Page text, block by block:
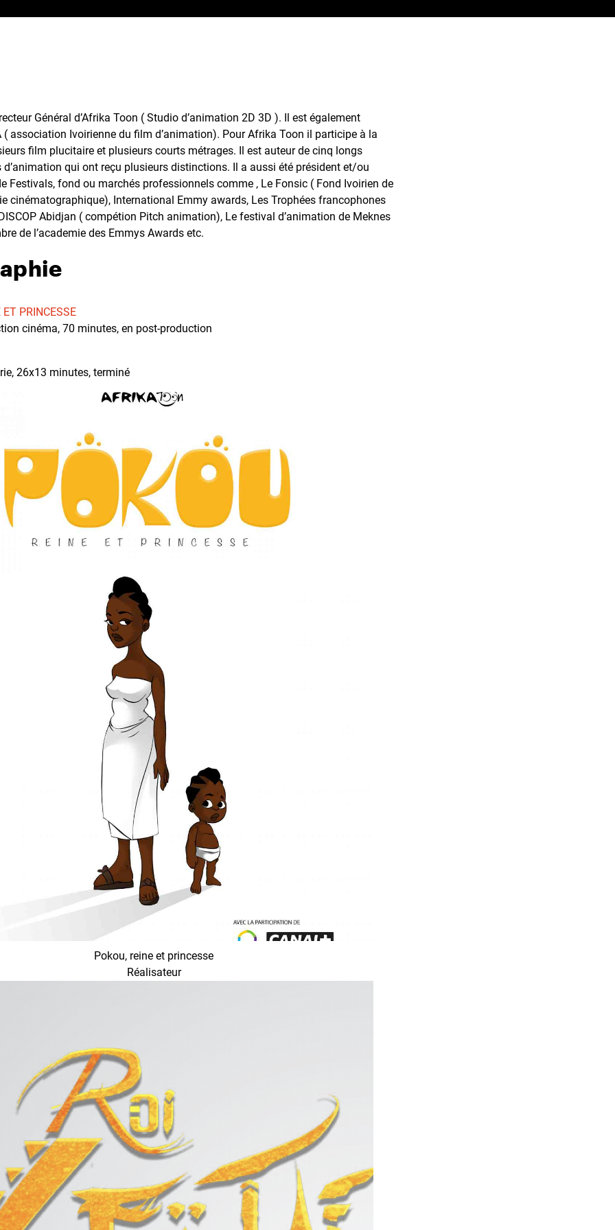
Général d’Afrika Toon ( Studio d’animation 2D 3D ). Il est également
( association Ivoirienne du film d’animation). Pour Afrika Toon il participe à la
film plucitaire et plusieurs courts métrages. Il est auteur de cinq longs
d’animation qui ont reçu plusieurs distinctions. Il a aussi été président et/ou
Festivals, fond ou marchés professionnels comme , Le Fonsic ( Fond Ivoirien de
cinématographique), International Emmy awards, Les Trophées francophones
Abidjan ( compétion Pitch animation), Le festival d’animation de Meknes
de l’academie des Emmys Awards etc.
ET PRINCESSE
cinéma, 70 minutes, en post-production
26x13 minutes, terminé
Pokou, reine et princesse
Réalisateur